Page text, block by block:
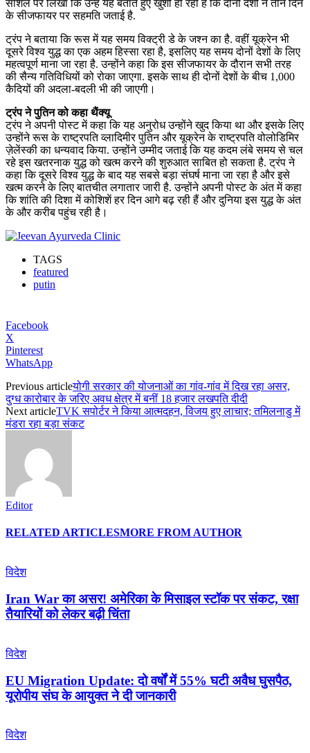
सोशल पर लिखा कि उन्हें यह बताते हुए खुशी हो रही है कि दोनों देशों ने तीन दिन
के सीजफायर पर सहमति जताई है.
ट्रंप ने बताया कि रूस में यह समय विक्ट्री डे के जश्न का है. वहीं यूक्रेन भी
दूसरे विश्व युद्ध का एक अहम हिस्सा रहा है, इसलिए यह समय दोनों देशों के लिए
महत्वपूर्ण माना जा रहा है. उन्होंने कहा कि इस सीजफायर के दौरान सभी तरह
की सैन्य गतिविधियों को रोका जाएगा. इसके साथ ही दोनों देशों के बीच 1,000
कैदियों की अदला-बदली भी की जाएगी।
ट्रंप ने पुतिन को कहा थैंक्यू
ट्रंप ने अपनी पोस्ट में कहा कि यह अनुरोध उन्होंने खुद किया था और इसके लिए
उन्होंने रूस के राष्ट्रपति व्लादिमीर पुतिन और यूक्रेन के राष्ट्रपति वोलोडिमिर
ज़ेलेंस्की का धन्यवाद किया. उन्होंने उम्मीद जताई कि यह कदम लंबे समय से चल
रहे इस खतरनाक युद्ध को खत्म करने की शुरुआत साबित हो सकता है. ट्रंप ने
कहा कि दूसरे विश्व युद्ध के बाद यह सबसे बड़ा संघर्ष माना जा रहा है और इसे
खत्म करने के लिए बातचीत लगातार जारी है. उन्होंने अपनी पोस्ट के अंत में कहा
कि शांति की दिशा में कोशिशें हर दिन आगे बढ़ रही हैं और दुनिया इस युद्ध के अंत
के और करीब पहुंच रही है।
TAGS
featured
putin
Facebook
X
Pinterest
WhatsApp
Previous articleयोगी सरकार की योजनाओं का गांव-गांव में दिख रहा असर,
दुग्ध कारोबार के जरिए अवध क्षेत्र में बनीं 18 हजार लखपति दीदी
Next articleTVK सपोर्टर ने किया आत्मदहन, विजय हुए लाचार; तमिलनाडु में
मंडरा रहा बड़ा संकट
Editor
RELATED ARTICLESMORE FROM AUTHOR
विदेश
Iran War का असर! अमेरिका के मिसाइल स्टॉक पर संकट, रक्षा
तैयारियों को लेकर बढ़ी चिंता
विदेश
EU Migration Update: दो वर्षों में 55% घटी अवैध घुसपैठ,
यूरोपीय संघ के आयुक्त ने दी जानकारी
विदेश